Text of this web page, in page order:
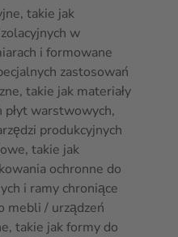
takie jak
w
i formowane
zastosowań
takie jak materiały
warstwowych,
produkcyjnych
takie jak
ochronne do
i ramy chroniące
mebli / urządzeń
takie jak formy do